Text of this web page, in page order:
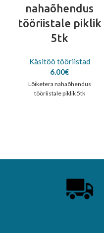
nahaõhendus
tööriistale piklik
5tk
Käsitöö tööriistad
6.00€
Lõiketera nahaõhendus
tööriistale piklik 5tk